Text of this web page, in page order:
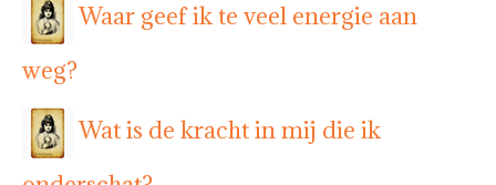
Waar geef ik te veel energie aan
weg?
Wat is de kracht in mij die ik